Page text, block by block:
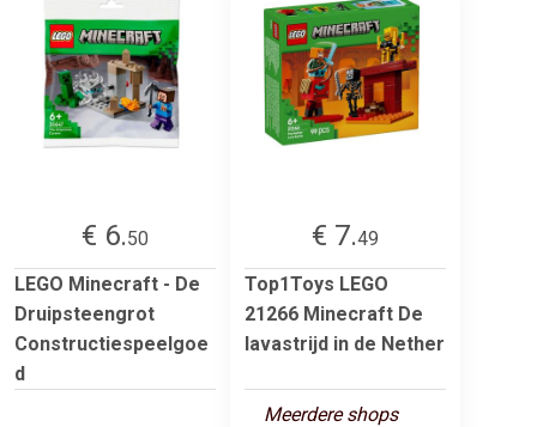
€ 6.50
LEGO Minecraft - De
Druipsteengrot
Constructiespeelgoe
d
€ 7.49
Top1Toys LEGO
21266 Minecraft De
lavastrijd in de Nether
Meerdere shops